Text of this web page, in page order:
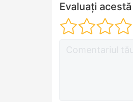
Evaluați